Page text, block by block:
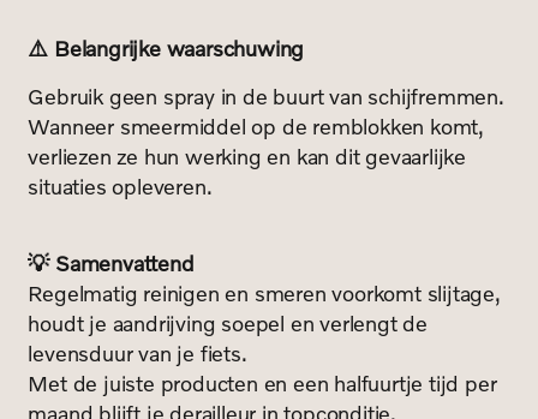
⚠️ Belangrijke waarschuwing
Gebruik geen spray in de buurt van schijfremmen.
Wanneer smeermiddel op de remblokken komt,
verliezen ze hun werking en kan dit gevaarlijke
situaties opleveren.
💡 Samenvattend
Regelmatig reinigen en smeren voorkomt slijtage,
houdt je aandrijving soepel en verlengt de
levensduur van je fiets.
Met de juiste producten en een halfuurtje tijd per
maand blijft je derailleur in topconditie.